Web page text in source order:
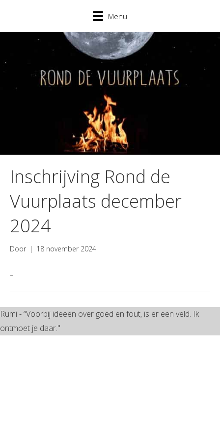
Menu
Inschrijving Rond de
Vuurplaats december
2024
Door | 18 november 2024
–
Rumi - “Voorbij ideeën over goed en fout, is er een veld. Ik
ontmoet je daar."